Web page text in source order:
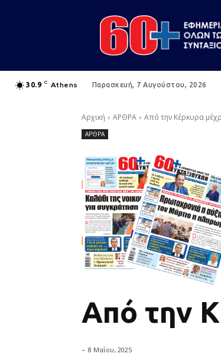
30.9 C Athens Παρασκευή, 7 Αυγούστου, 2026
Αρχική ΑΡΘΡΑ Από την Κέρκυρα
ΑΡΘΡΑ
Από την
- 8 Μαΐου, 2025